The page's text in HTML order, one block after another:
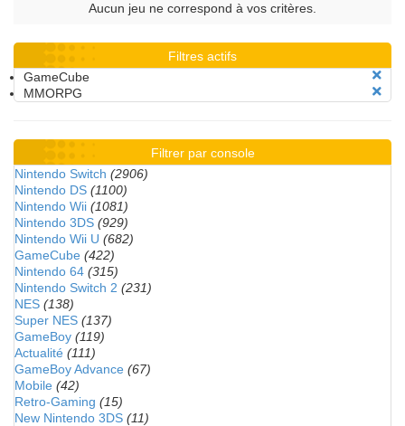
Aucun jeu ne correspond à vos critères.
Filtres actifs
GameCube
MMORPG
Filtrer par console
Nintendo Switch (2906)
Nintendo DS (1100)
Nintendo Wii (1081)
Nintendo 3DS (929)
Nintendo Wii U (682)
GameCube (422)
Nintendo 64 (315)
Nintendo Switch 2 (231)
NES (138)
Super NES (137)
GameBoy (119)
Actualité (111)
GameBoy Advance (67)
Mobile (42)
Retro-Gaming (15)
New Nintendo 3DS (11)